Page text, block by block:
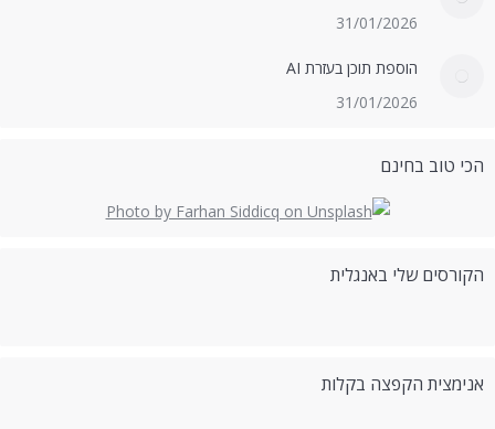
31/01/2026
הוספת תוכן בעזרת AI
31/01/2026
הכי טוב בחינם
הקורסים שלי באנגלית
אנימצית הקפצה בקלות